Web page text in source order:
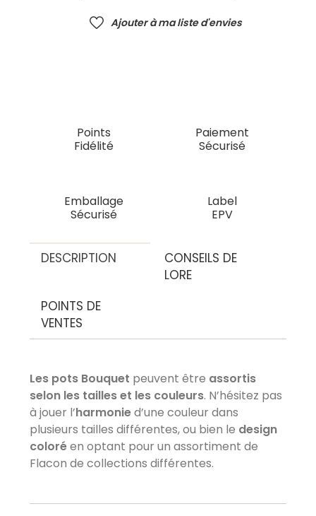
Ajouter à ma liste d'envies
Points
Fidélité
Paiement
Sécurisé
Emballage
Sécurisé
Label
EPV
DESCRIPTION
CONSEILS DE
LORE
POINTS DE
VENTES
Les pots Bouquet peuvent être assortis
selon les tailles et les couleurs. N’hésitez pas
à jouer l’harmonied’une couleur dans
plusieurs tailles différentes, ou bien le design
coloréen optant pour un assortiment de
Flacon de collections différentes.